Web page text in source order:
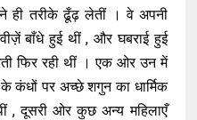
ही तरीके ढूँढ़ लेतीं । वे अपनी
बाँधे हुई थीं , और घबराई हुई
फिर रही थीं । एक ओर उन में
कंधों पर अच्छे शगुन का धार्मिक
, दूसरी ओर कुछ अन्य महिलाएँ